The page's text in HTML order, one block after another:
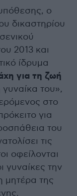
ο
δικαστηρίου
2013 και
ίδρυμα
για τη ζωή
του»,
στο
για
του
τις
οφείλονται
την
μητέρα της